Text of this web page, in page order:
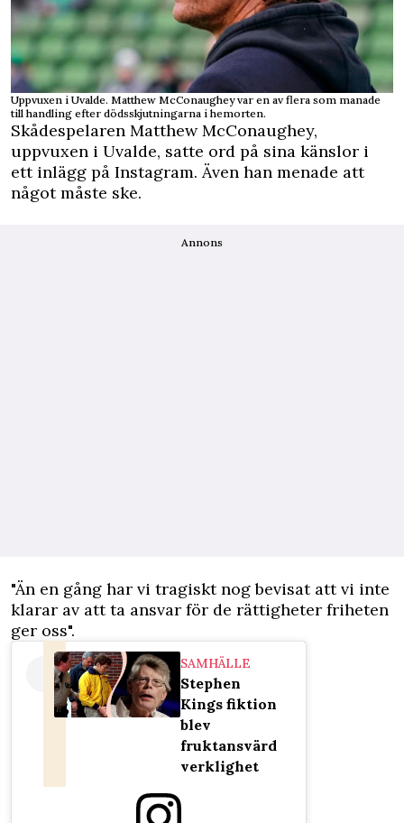
Uppvuxen i Uvalde. Matthew McConaughey var en av flera som manade
till handling efter dödsskjutningarna i hemorten.
Skådespelaren Matthew McConaughey,
uppvuxen i Uvalde, satte ord på sina känslor i
ett inlägg på Instagram. Även han menade att
något måste ske.
Annons
"Än en gång har vi tragiskt nog bevisat att vi inte
klarar av att ta ansvar för de rättigheter friheten
ger oss".
SAMHÄLLE
Stephen
Kings fiktion
blev
fruktansvärd
verklighet